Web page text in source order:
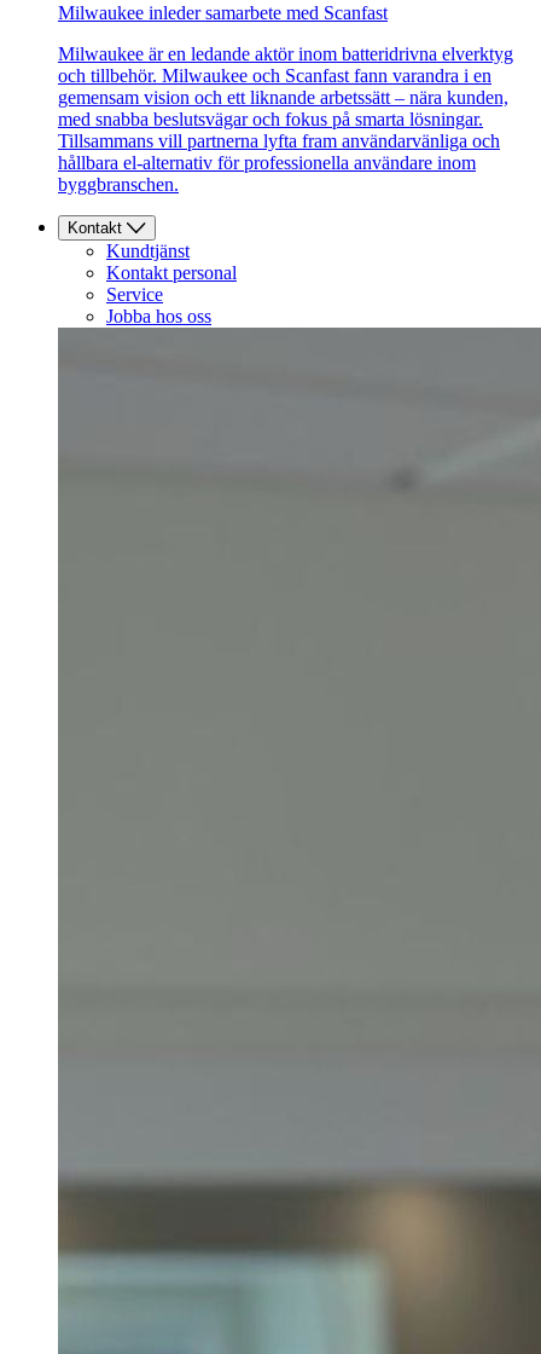
Milwaukee inleder samarbete med Scanfast
Milwaukee är en ledande aktör inom batteridrivna elverktyg
och tillbehör. Milwaukee och Scanfast fann varandra i en
gemensam vision och ett liknande arbetssätt – nära kunden,
med snabba beslutsvägar och fokus på smarta lösningar.
Tillsammans vill partnerna lyfta fram användarvänliga och
hållbara el-alternativ för professionella användare inom
byggbranschen.
Kontakt
Kundtjänst
Kontakt personal
Service
Jobba hos oss